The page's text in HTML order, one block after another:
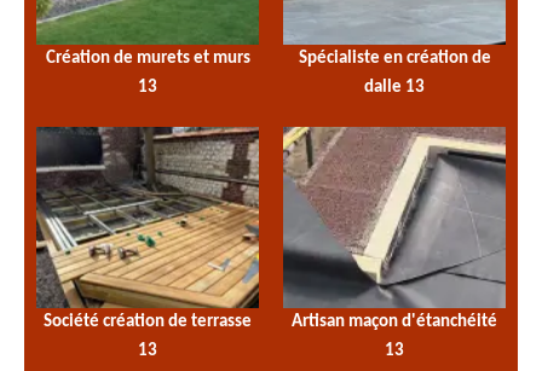
Création de murets et murs
13
Spécialiste en création de
dalle 13
Société création de terrasse
13
Artisan maçon d'étanchéité
13